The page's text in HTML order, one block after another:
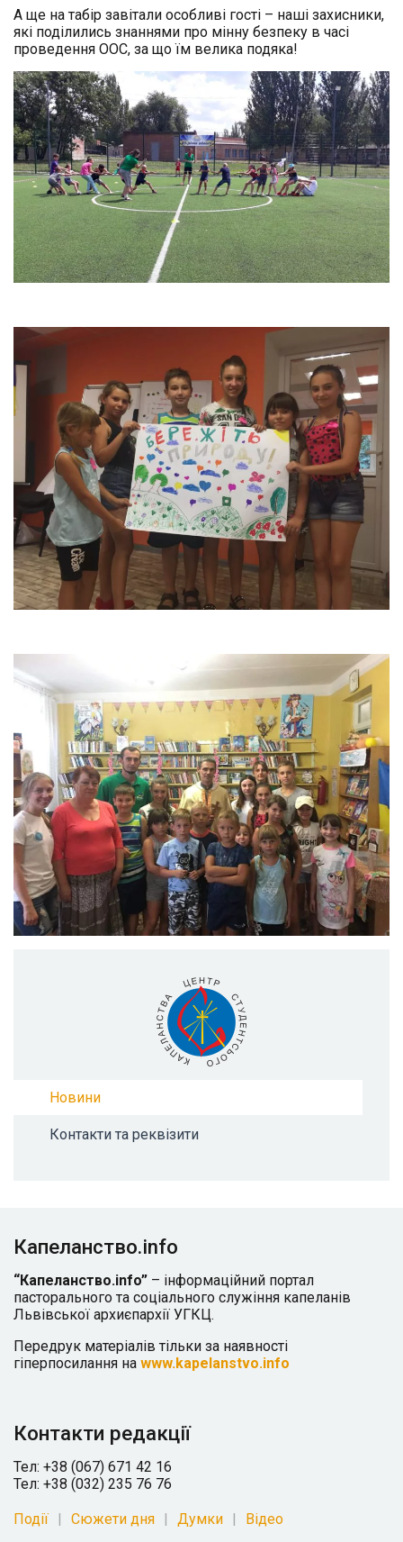
А ще на табір завітали особливі гості – наші захисники,
які поділились знаннями про мінну безпеку в часі
проведення ООС, за що їм велика подяка!
Новини
Контакти та реквізити
Капеланство.info
“Капеланство.info” – інформаційний портал
пасторального та соціального служіння капеланів
Львівської архиєпархії УГКЦ.
Передрук матеріалів тільки за наявності
гіперпосилання на www.kapelanstvo.info
Контакти редакції
Тел: +38 (067) 671 42 16
Тел: +38 (032) 235 76 76
Події Сюжети дня Думки Відео